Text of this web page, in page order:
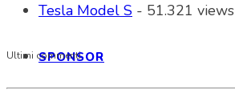
SPONSOR
Tesla Model S - 51.321 views
Ultimi commenti